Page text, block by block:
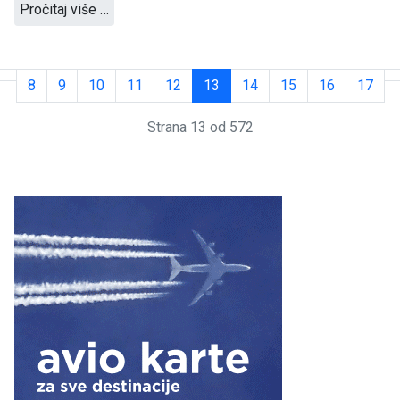
Pročitaj više …
8 9 10 11 12 13 14 15 16 17
Strana 13 od 572